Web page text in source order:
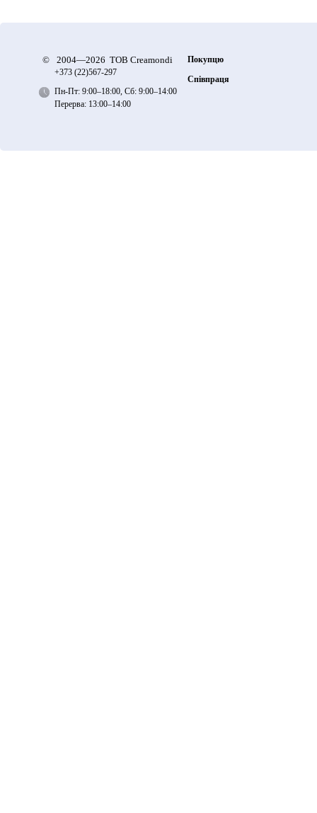
© 2004—2026 ТОВ Creamondi
+373 (22)567-297
Пн-Пт: 9:00–18:00, Сб: 9:00–14:00
Перерва: 13:00–14:00
Покупцю
Співпраця